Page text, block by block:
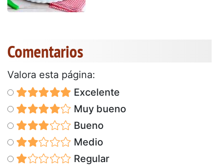
Comentarios
Valora esta página:
Excelente
Muy bueno
Bueno
Medio
Regular